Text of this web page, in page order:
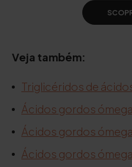
Veja também:
Triglicéridos de
Ácidos gordos
Ácidos gordos
Ácidos gordos